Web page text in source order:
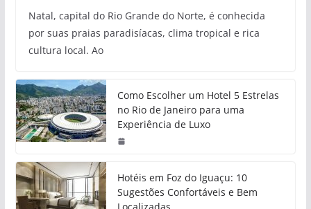
Natal, capital do Rio Grande do Norte, é conhecida
por suas praias paradisíacas, clima tropical e rica
cultura local. Ao
Como Escolher um Hotel 5 Estrelas
no Rio de Janeiro para uma
Experiência de Luxo
Hotéis em Foz do Iguaçu: 10
Sugestões Confortáveis e Bem